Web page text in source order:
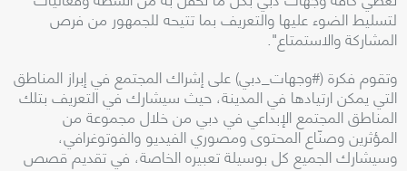
لتسليط الضوء عليها والتعريف بما تتيحه للجمهور من فرص
المشاركة والاستمتاع".
وتقوم فكرة (#وجهات_دبي) على إشراك المجتمع في إبراز المناطق
التي يمكن ارتيادها في المدينة، حيث سيشارك في التعريف بتلك
المناطق المجتمع الإبداعي في دبي من خلال مجموعة من
المؤثرين وصنّاع المحتوى ومصوري الفيديو والفوتوغرافي،
وسيشارك الجميع كل بوسيلة تعبيره الخاصة، في تقديم قصص